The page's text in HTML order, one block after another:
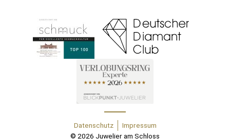
Datenschutz
Impressum
© 2026 Juwelier am Schloss